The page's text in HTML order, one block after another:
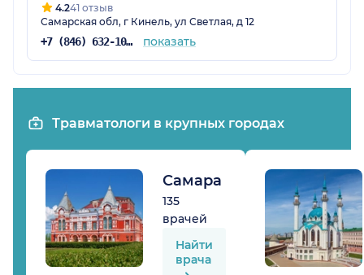
4.241 отзыв
Самарская обл, г Кинель, ул Светлая, д 12
+7 (846) 632-10-40 показать
Травматологи в крупных городах
Самара
135
врачей
Найти
врача